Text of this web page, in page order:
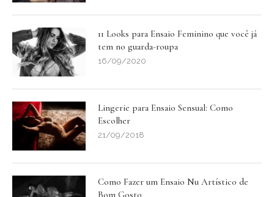
11 Looks para Ensaio Feminino que você já
tem no guarda-roupa
16/09/2020
Lingerie para Ensaio Sensual: Como
Escolher
21/09/2018
Como Fazer um Ensaio Nu Artístico de
Bom Gosto